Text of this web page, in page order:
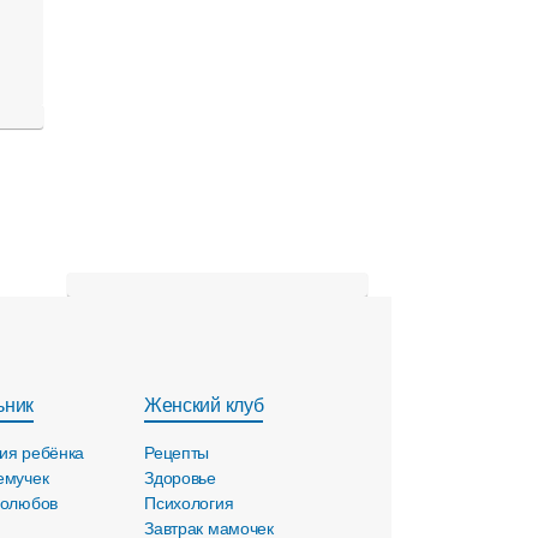
ребёнка
Женский клуб
Рецепты
Здоровье
Психология
Завтрак мамочек